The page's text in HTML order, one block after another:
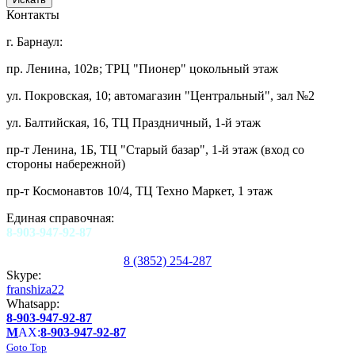
Контакты
г. Барнаул:
пр. Ленина, 102в; ТРЦ "Пионер" цокольный этаж
ул. Покровская, 10; автомагазин "Центральный", зал №2
ул. Балтийская, 16, ТЦ Праздничный, 1-й этаж
пр-т Ленина, 1Б, ТЦ "Старый базар", 1-й этаж (вход со
стороны набережной)
пр-т Космонавтов 10/4, ТЦ Техно Маркет, 1 этаж
Единая справочная:
8-903-947-92-87
8 (3852) 254-287
Skype:
franshiza22
Whatsapp:
8-903-947-92-87
MAX:8-903-947-92-87
Goto Top